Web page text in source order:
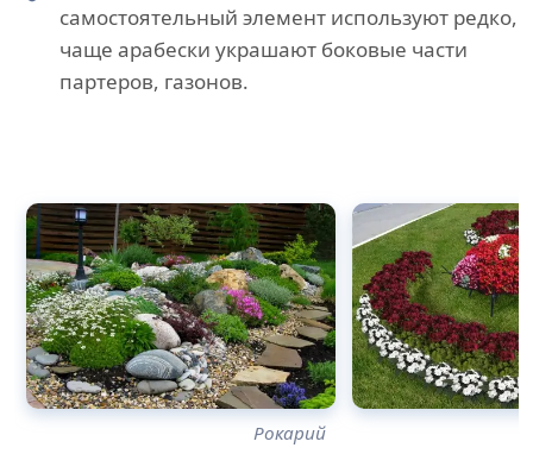
самостоятельный элемент используют редко,
чаще арабески украшают боковые части
партеров, газонов.
Рокарий